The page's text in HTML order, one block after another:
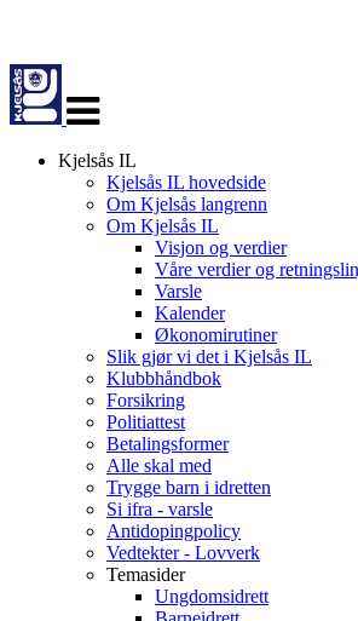
navigasjon
Kjelsås IL
Kjelsås IL hovedside
Om Kjelsås langrenn
Om Kjelsås IL
Visjon og verdier
Våre verdier og
Varsle
Kalender
Økonomirutiner
Slik gjør vi det i Kjelsås IL
Klubbhåndbok
Forsikring
Politiattest
Betalingsformer
Alle skal med
Trygge barn i idretten
Si ifra - varsle
Antidopingpolicy
Vedtekter - Lovverk
Temasider
Ungdomsidrett